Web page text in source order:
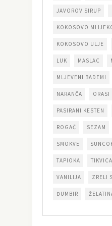
JAVOROV SIRUP
KOKOSOVO
KOKOSOVO ULJE
LUK MASLAC
MLJEVENI BADEMI
NARANČA ORASI
PASIRANI KESTEN
ROGAČ SEZAM
SMOKVE
TAPIOKA TIKVICA
VANILIJA ZRELI
ĐUMBIR